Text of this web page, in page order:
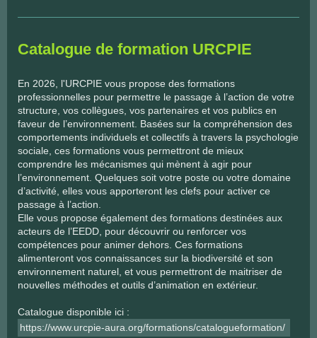
Catalogue de formation URCPIE
En 2026, l'URCPIE vous propose des formations
professionnelles pour permettre le passage à l’action de votre
structure, vos collègues, vos partenaires et vos publics en
faveur de l’environnement. Basées sur la compréhension des
comportements individuels et collectifs à travers la psychologie
sociale, ces formations vous permettront de mieux
comprendre les mécanismes qui mènent à agir pour
l’environnement. Quelques soit votre poste ou votre domaine
d’activité, elles vous apporteront les clefs pour activer ce
passage à l’action.
Elle vous propose également des formations destinées aux
acteurs de l’EEDD, pour découvrir ou renforcer vos
compétences pour animer dehors. Ces formations
alimenteront vos connaissances sur la biodiversité et son
environnement naturel, et vous permettront de maitriser de
nouvelles méthodes et outils d’animation en extérieur.
Catalogue disponible ici :
https://www.urcpie-aura.org/formations/catalogueformation/